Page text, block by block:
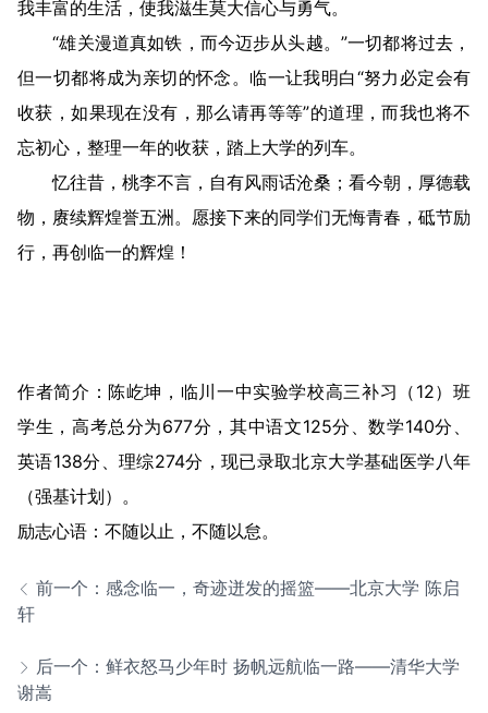
我丰富的生活，使我滋生莫大信心与勇气。
“雄关漫道真如铁，而今迈步从头越。”一切都将过去，
但一切都将成为亲切的怀念。临一让我明白“努力必定会有
收获，如果现在没有，那么请再等等”的道理，而我也将不
忘初心，整理一年的收获，踏上大学的列车。
忆往昔，桃李不言，自有风雨话沧桑；看今朝，厚德载
物，赓续辉煌誉五洲。愿接下来的同学们无悔青春，砥节励
行，再创临一的辉煌！
作者简介：陈屹坤，临川一中实验学校高三补习（12）班
学生，高考总分为677分，其中语文125分、数学140分、
英语138分、理综274分，现已录取北京大学基础医学八年
（强基计划）。
励志心语：不随以止，不随以怠。
前一个：感念临一，奇迹迸发的摇篮——北京大学 陈启
轩
后一个：鲜衣怒马少年时 扬帆远航临一路——清华大学
谢嵩